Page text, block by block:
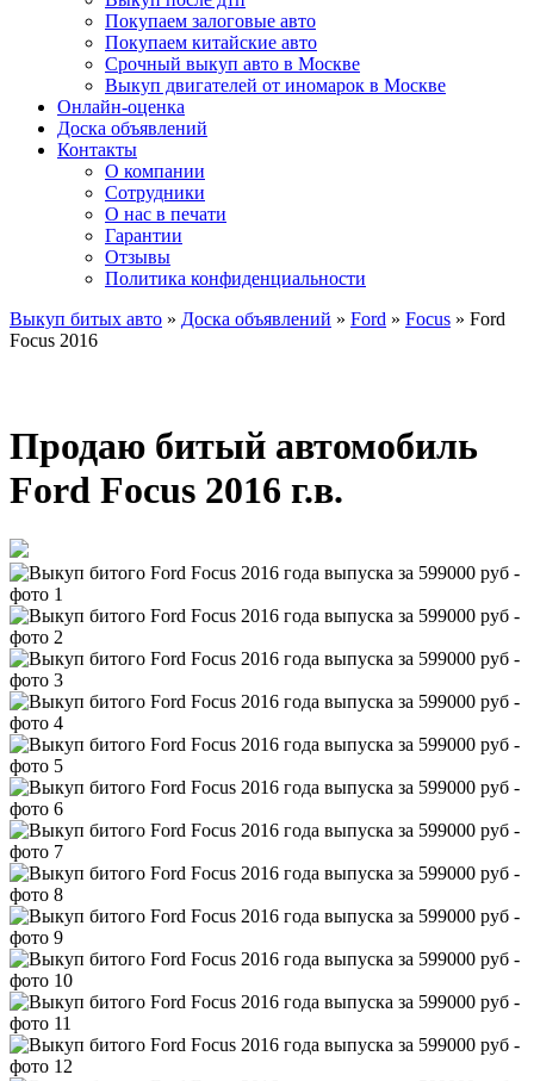
Покупаем залоговые авто
Покупаем китайские авто
Срочный выкуп авто в Москве
Выкуп двигателей от иномарок в Москве
Онлайн-оценка
Доска объявлений
Контакты
О компании
Сотрудники
О нас в печати
Гарантии
Отзывы
Политика конфиденциальности
Выкуп битых авто » Доска объявлений » Ford » Focus » Ford
Focus 2016
Продаю битый автомобиль
Ford Focus 2016 г.в.